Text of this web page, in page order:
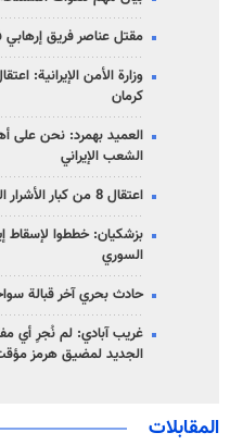
مقتل عناصر فريق
كرمان
العميد بهمرد: نحن على
الشعب الإيراني
اعتقال 8 من كبار الأشرار المسلحين ومنتسبي الجماعات الإرهابية
السوري
حادث بحري آخر قبالة
غريب آبادي: لم نُجرِ أي
الجديد لمضيق هرمز
المقابلات